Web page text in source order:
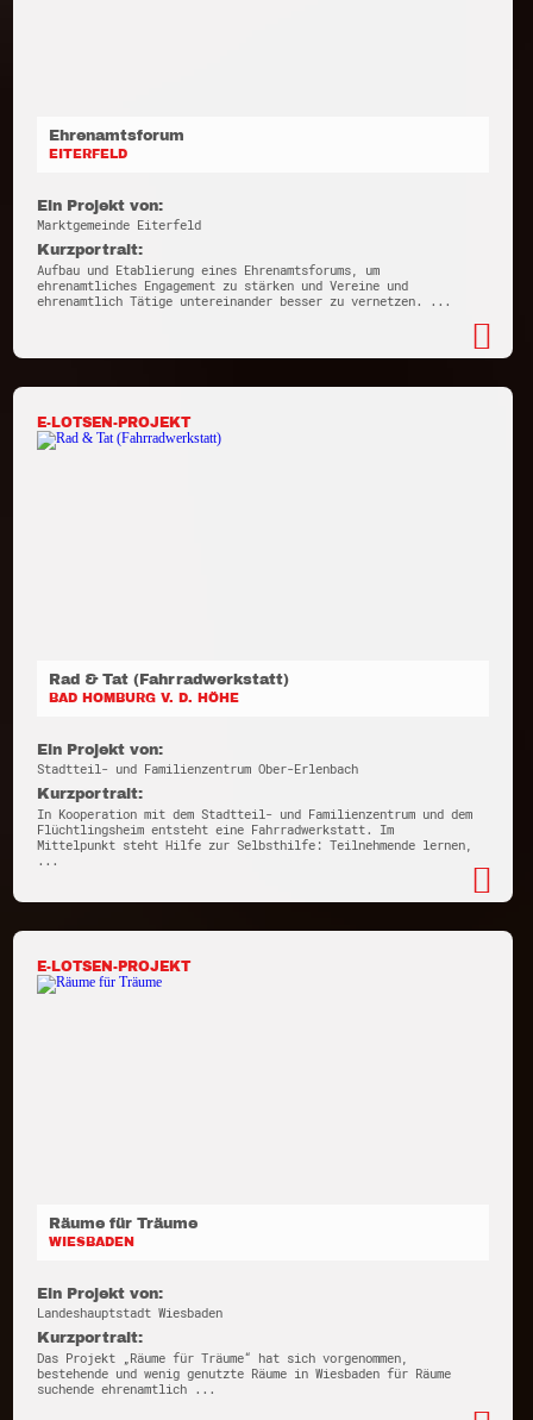
Ehrenamtsforum
EITERFELD
Ein Projekt von:
Marktgemeinde Eiterfeld
Kurzportrait:
Aufbau und Etablierung eines Ehrenamtsforums, um
ehrenamtliches Engagement zu stärken und Vereine und
ehrenamtlich Tätige untereinander besser zu vernetzen. ...
E-LOTSEN-PROJEKT
Rad & Tat (Fahrradwerkstatt)
BAD HOMBURG V. D. HÖHE
Ein Projekt von:
Stadtteil- und Familienzentrum Ober-Erlenbach
Kurzportrait:
In Kooperation mit dem Stadtteil- und Familienzentrum und dem
Flüchtlingsheim entsteht eine Fahrradwerkstatt. Im
Mittelpunkt steht Hilfe zur Selbsthilfe: Teilnehmende lernen,
...
E-LOTSEN-PROJEKT
Räume für Träume
WIESBADEN
Ein Projekt von:
Landeshauptstadt Wiesbaden
Kurzportrait:
Das Projekt „Räume für Träume“ hat sich vorgenommen,
bestehende und wenig genutzte Räume in Wiesbaden für Räume
suchende ehrenamtlich ...